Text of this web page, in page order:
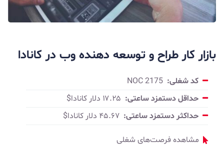
بازار کار طراح و توسعه دهنده وب در کانادا
کد شغلی: NOC 2175
حداقل دستمزد ساعتی: ۱۷.۲۵ دلار کانادا$
حداکثر دستمزد ساعتی: ۴۵.۶۷ دلار کانادا$
مشاهده فرصت‌های شغلی